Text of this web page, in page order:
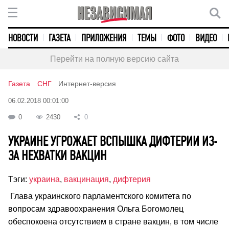
НОВОСТИ ГАЗЕТА ПРИЛОЖЕНИЯ ТЕМЫ ФОТО ВИДЕО
Перейти на полную версию сайта
Газета СНГ Интернет-версия
06.02.2018 00:01:00
0 2430 0
УКРАИНЕ УГРОЖАЕТ ВСПЫШКА ДИФТЕРИИ ИЗ-
ЗА НЕХВАТКИ ВАКЦИН
Тэги: украина, вакцинация, дифтерия
Глава украинского парламентского комитета по
вопросам здравоохранения Ольга Богомолец
обеспокоена отсутствием в стране вакцин, в том числе